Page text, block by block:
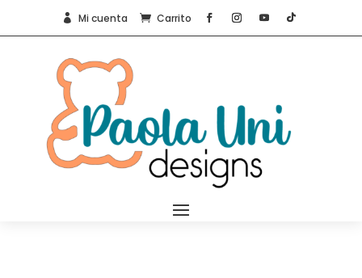
 Mi cuenta  Carrito